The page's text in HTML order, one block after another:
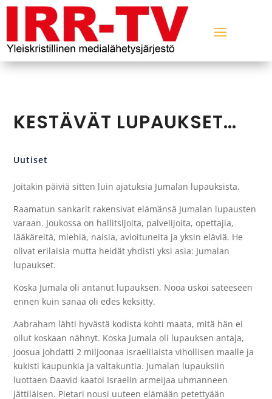
KESTÄVÄT LUPAUKSET…
Uutiset
Joitakin päiviä sitten luin ajatuksia Jumalan lupauksista.
Raamatun sankarit rakensivat elämänsä Jumalan lupausten
varaan. Joukossa on hallitsijoita, palvelijoita, opettajia,
lääkäreitä, miehiä, naisia, avioituneita ja yksin eläviä. He
olivat erilaisia mutta heidät yhdisti yksi asia: Jumalan
lupaukset.
Koska Jumala oli antanut lupauksen, Nooa uskoi sateeseen
ennen kuin sanaa oli edes keksitty.
Aabraham lähti hyvästä kodista kohti maata, mitä hän ei
ollut koskaan nähnyt. Koska Jumala oli lupauksen antaja,
Joosua johdatti 2 miljoonaa israelilaista vihollisen maalle ja
kukisti kaupunkia ja valtakuntia. Jumalan lupauksiin
luottaen Daavid kaatoi Israelin armeijaa uhmanneen
jättiläisen. Pietari nousi uuteen elämään petettyään